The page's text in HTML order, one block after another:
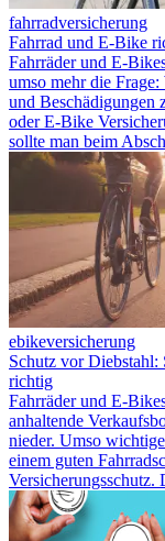
fahrradversicherung
Fahrrad und E-Bike
Fahrräder und E-
umso mehr die
und Beschädigungen
oder E-Bike
sollte man beim
ebikeversicherung
Schutz vor
richtig
Fahrräder und E-
anhaltende
nieder. Umso
einem guten